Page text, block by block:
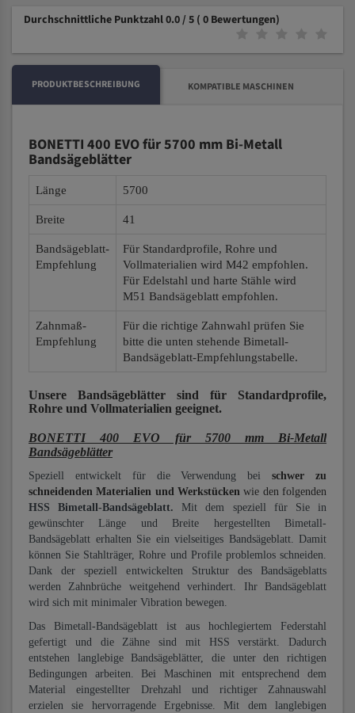
Durchschnittliche Punktzahl 0.0 / 5 ( 0 Bewertungen)
PRODUKTBESCHREIBUNG KOMPATIBLE MASCHINEN
BONETTI 400 EVO für 5700 mm Bi-Metall
Bandsägeblätter
Länge 5700
Breite 41
Bandsägeblatt-
Empfehlung
Für Standardprofile, Rohre und
Vollmaterialien wird M42 empfohlen.
Für Edelstahl und harte Stähle wird
M51 Bandsägeblatt empfohlen.
Zahnmaß-
Empfehlung
Für die richtige Zahnwahl prüfen Sie
bitte die unten stehende Bimetall-
Bandsägeblatt-Empfehlungstabelle.
Unsere Bandsägeblätter sind für Standardprofile,
Rohre und Vollmaterialien geeignet.
BONETTI 400 EVO für 5700 mm Bi-Metall
Bandsägeblätter
Speziell entwickelt für die Verwendung beischwer zu
schneidenden Materialien und Werkstücken wie den folgenden
HSS Bimetall-Bandsägeblatt. Mit dem speziell für Sie in
gewünschter Länge und Breite hergestellten Bimetall-
Bandsägeblatt erhalten Sie ein vielseitiges Bandsägeblatt. Damit
können Sie Stahlträger, Rohre und Profile problemlos schneiden.
Dank der speziell entwickelten Struktur des Bandsägeblatts
werden Zahnbrüche weitgehend verhindert. Ihr Bandsägeblatt
wird sich mit minimaler Vibration bewegen.
Das Bimetall-Bandsägeblatt ist aus hochlegiertem Federstahl
gefertigt und die Zähne sind mit HSS verstärkt. Dadurch
entstehen langlebige Bandsägeblätter, die unter den richtigen
Bedingungen arbeiten. Bei Maschinen mit entsprechend dem
Material eingestellter Drehzahl und richtiger Zahnauswahl
erzielen sie hervorragende Ergebnisse. Mit dem langlebigen